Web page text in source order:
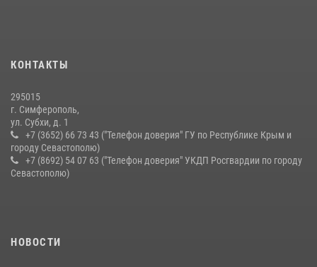
краже из супермаркета
10 июля 2026, 15:10
КОНТАКТЫ
295015
г. Симферополь,
ул. Субхи, д. 1
+7 (3652) 66 73 43 ("Телефон доверия" ГУ по Республике Крым и
городу Севастополю)
+7 (8692) 54 07 63 ("Телефон доверия" УКДП Росгвардии по городу
Севастополю)
НОВОСТИ